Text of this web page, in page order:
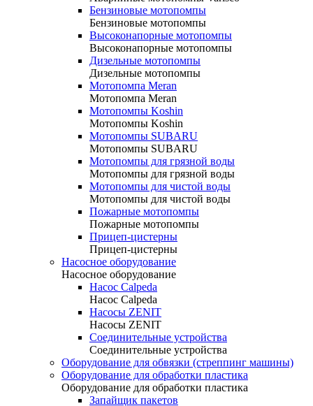
Бензиновые мотопомпы
Бензиновые мотопомпы
Высоконапорные мотопомпы
Высоконапорные мотопомпы
Дизельные мотопомпы
Дизельные мотопомпы
Мотопомпа Meran
Мотопомпа Meran
Мотопомпы Koshin
Мотопомпы Koshin
Мотопомпы SUBARU
Мотопомпы SUBARU
Мотопомпы для грязной воды
Мотопомпы для грязной воды
Мотопомпы для чистой воды
Мотопомпы для чистой воды
Пожарные мотопомпы
Пожарные мотопомпы
Прицеп-цистерны
Прицеп-цистерны
Насосное оборудование
Насосное оборудование
Насос Calpeda
Насос Calpeda
Насосы ZENIT
Насосы ZENIT
Соединительные устройства
Соединительные устройства
Оборудование для обвязки (стреппинг машины)
Оборудование для обработки пластика
Оборудование для обработки пластика
Запайщик пакетов